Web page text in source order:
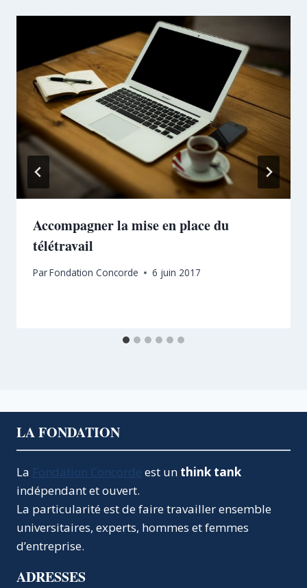
Accompagner la mise en place du
télétravail
ParFondation Concorde 6 juin 2017
LA FONDATION
La Fondation Concorde est un think tank
indépendant et ouvert.
La particularité est de faire travailler ensemble
universitaires, experts, hommes et femmes
d’entreprise.
ADRESSES